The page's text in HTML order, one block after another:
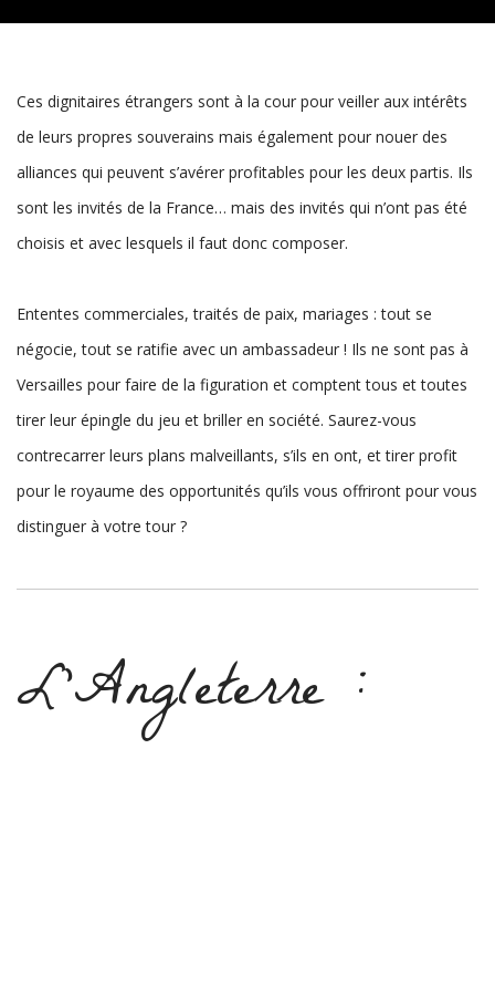
Ces dignitaires étrangers sont à la cour pour veiller aux intérêts
de leurs propres souverains mais également pour nouer des
alliances qui peuvent s’avérer profitables pour les deux partis. Ils
sont les invités de la France… mais des invités qui n’ont pas été
choisis et avec lesquels il faut donc composer.
Ententes commerciales, traités de paix, mariages : tout se
négocie, tout se ratifie avec un ambassadeur ! Ils ne sont pas à
Versailles pour faire de la figuration et comptent tous et toutes
tirer leur épingle du jeu et briller en société. Saurez-vous
contrecarrer leurs plans malveillants, s’ils en ont, et tirer profit
pour le royaume des opportunités qu’ils vous offriront pour vous
distinguer à votre tour ?
L’Angleterre :